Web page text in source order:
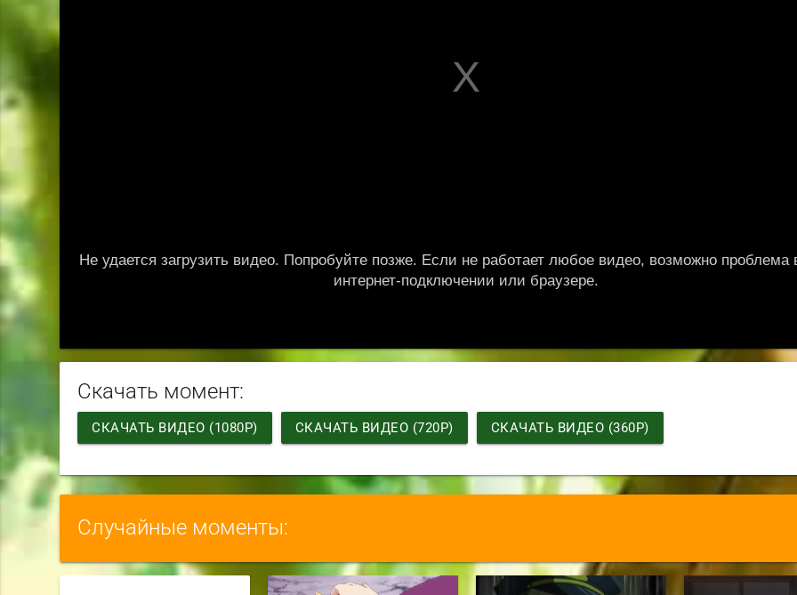
Скачать момент:
СКАЧАТЬ ВИДЕО (1080P) СКАЧАТЬ ВИДЕО (720P) СКАЧАТЬ ВИДЕО (360P)
Случайные моменты: